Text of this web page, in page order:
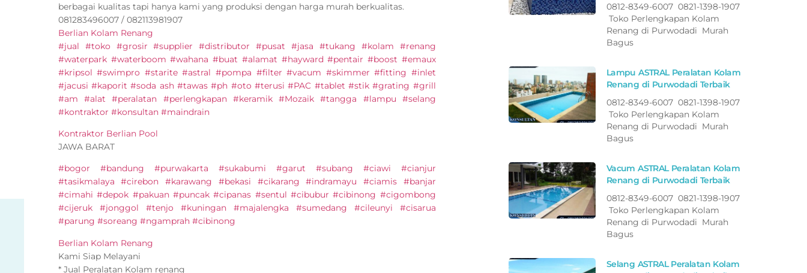
berbagai kualitas tapi hanya kami yang produksi dengan harga murah berkualitas.
081283496007 / 082113981907
Berlian Kolam Renang
#jual #toko #grosir #supplier #distributor #pusat #jasa #tukang #kolam #renang
#waterpark #waterboom #wahana #buat #alamat #hayward #pentair #boost #emaux
#kripsol #swimpro #starite #astral #pompa #filter #vacum #skimmer #fitting #inlet
#jacusi #kaporit #soda ash #tawas #ph #oto #terusi #PAC #tablet #stik #grating #grill
#am #alat #peralatan #perlengkapan #keramik #Mozaik #tangga #lampu #selang
#kontraktor #konsultan #maindrain
Kontraktor Berlian Pool
JAWA BARAT
#bogor #bandung #purwakarta #sukabumi #garut #subang #ciawi #cianjur
#tasikmalaya #cirebon #karawang #bekasi #cikarang #indramayu #ciamis #banjar
#cimahi #depok #pakuan #puncak #cipanas #sentul #cibubur #cibinong #cigombong
#cijeruk #jonggol #tenjo #kuningan #majalengka #sumedang #cileunyi #cisarua
#parung #soreang #ngamprah #cibinong
Berlian Kolam Renang
Kami Siap Melayani
* Jual Peralatan Kolam renang
0812-8349-6007 0821-1398-1907
Toko Perlengkapan Kolam
Renang di Purwodadi Murah
Bagus
Lampu ASTRAL Peralatan Kolam
Renang di Purwodadi Terbaik
0812-8349-6007 0821-1398-1907
Toko Perlengkapan Kolam
Renang di Purwodadi Murah
Bagus
Vacum ASTRAL Peralatan Kolam
Renang di Purwodadi Terbaik
0812-8349-6007 0821-1398-1907
Toko Perlengkapan Kolam
Renang di Purwodadi Murah
Bagus
Selang ASTRAL Peralatan Kolam